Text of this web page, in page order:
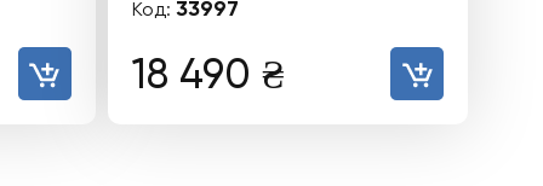
Код: 33997
18 490 ₴